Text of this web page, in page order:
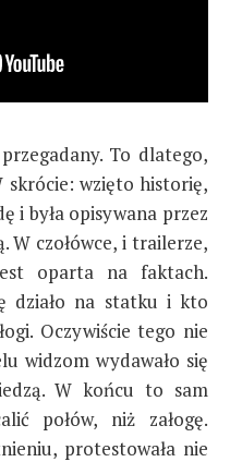
To dlatego,
skrócie: wzięto historię,
i była opisywana przez
W czołówce, i trailerze,
oparta na faktach.
działo na statku i kto
Oczywiście tego nie
widzom wydawało się
W końcu to sam
połów, niż załogę.
protestowała nie